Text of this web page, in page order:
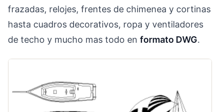
frazadas, relojes, frentes de chimenea y cortinas
hasta cuadros decorativos, ropa y ventiladores
de techo y mucho mas todo en formato DWG.